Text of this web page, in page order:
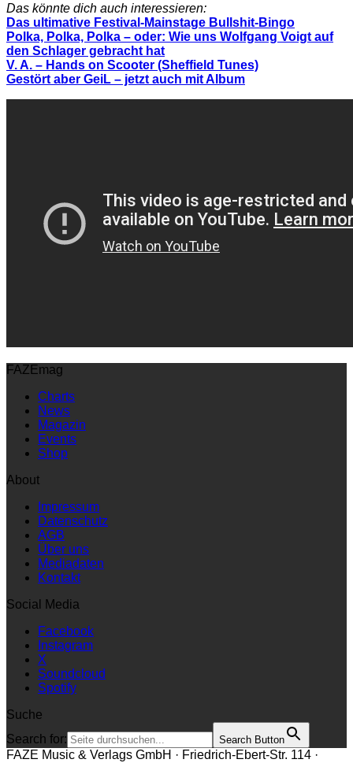
Das könnte dich auch interessieren:
Das ultimative Festival-Mainstage Bullshit-Bingo
Polka, Polka, Polka – oder: Wie uns Wolfgang Voigt auf
den Schlager gebracht hat
V. A. – Hands on Scooter (Sheffield Tunes)
Gestört aber GeiL – jetzt auch mit Album
FAZEmag
Charts
News
Magazin
Events
Shop
About
Impressum
Datenschutz
AGB
Über uns
Mediadaten
Kontakt
Social Media
Facebook
Instagram
X
Soundcloud
Spotify
Suche
Search for:
Search Button
FAZE Music & Verlags GmbH · Friedrich-Ebert-Str. 114 ·